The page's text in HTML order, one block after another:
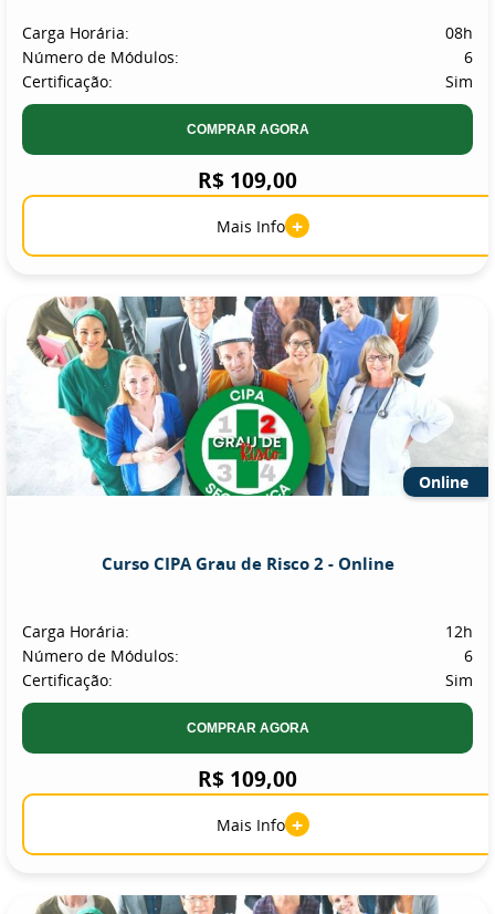
Carga Horária:
08h
Número de Módulos:
6
Certificação:
Sim
COMPRAR AGORA
R$ 109,00
Mais Info +
Online
Curso CIPA Grau de Risco 2 - Online
Carga Horária:
12h
Número de Módulos:
6
Certificação:
Sim
COMPRAR AGORA
R$ 109,00
Mais Info +